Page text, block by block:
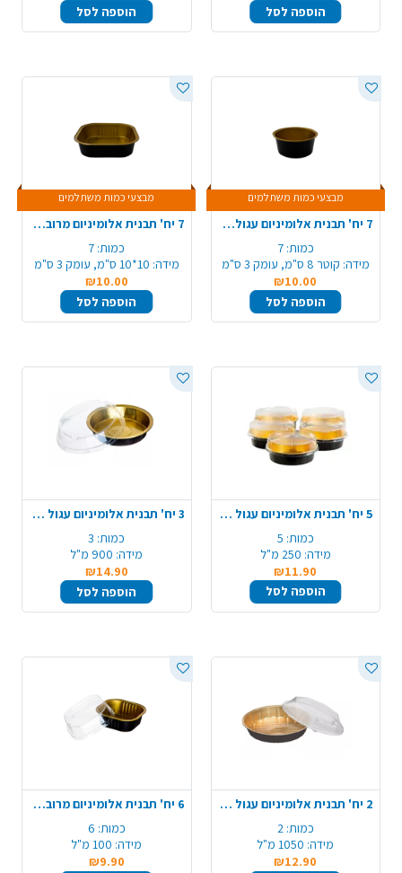
הוספה לסל
הוספה לסל
מבצעי כמות משתלמים
7 יח' תבנית אלומיניום עגולה למאפינס - שחור זהב
כמות: 7
מידה: קוטר 8 ס"מ, עומק 3 ס"מ
₪10.00
הוספה לסל
מבצעי כמות משתלמים
7 יח' תבנית אלומיניום מרובעת - שחור זהב
כמות: 7
מידה: 10*10 ס"מ, עומק 3 ס"מ
₪10.00
הוספה לסל
5 יח' תבנית אלומיניום עגול + מכסה - שחור זהב
כמות: 5
מידה: 250 מ"ל
₪11.90
הוספה לסל
3 יח' תבנית אלומיניום עגול + מכסה - שחור זהב
כמות: 3
מידה: 900 מ"ל
₪14.90
הוספה לסל
2 יח' תבנית אלומיניום עגול + מכסה - שחור זהב
כמות: 2
מידה: 1050 מ"ל
₪12.90
6 יח' תבנית אלומיניום מרובע + מכסה - שחור זהב
כמות: 6
מידה: 100 מ"ל
₪9.90